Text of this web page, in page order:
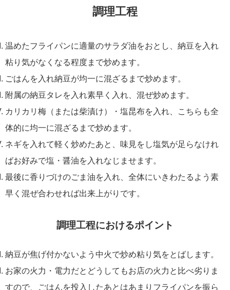
調理工程
温めたフライパンに適量のサラダ油をおとし、納豆を入れ
粘り気がなくなる程度まで炒めます。
ごはんを入れ納豆が均一に混ざるまで炒めます。
附属の納豆タレを入れ素早く入れ、混ぜ炒めます。
カリカリ梅（または柴漬け）・塩昆布を入れ、こちらも全
体的に均一に混ざるまで炒めます。
ネギを入れて軽く炒めたあと、味見をし塩気が足らなけれ
ばお好みで塩・醤油を入れなじませます。
最後に香りづけのごま油を入れ、全体にいきわたるよう素
早く混ぜ合わせれば出来上がりです。
調理工程におけるポイント
納豆が焦げ付かないよう中火で炒め粘り気をとばします。
お家の火力・電力だとどうしてもお店の火力と比べ劣りま
すので、ごはんを投入したあとはあまりフライパンを振ら